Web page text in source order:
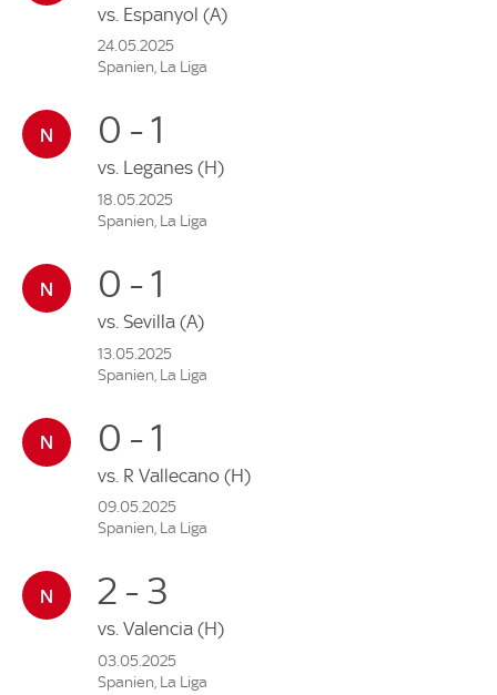
vs. Espanyol (A)
24.05.2025
Spanien, La Liga
0 - 1
vs. Leganes (H)
18.05.2025
Spanien, La Liga
0 - 1
vs. Sevilla (A)
13.05.2025
Spanien, La Liga
0 - 1
vs. R Vallecano (H)
09.05.2025
Spanien, La Liga
2 - 3
vs. Valencia (H)
03.05.2025
Spanien, La Liga